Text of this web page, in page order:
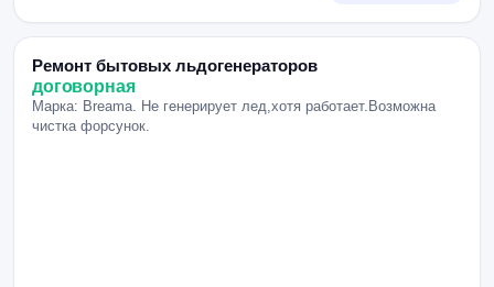
Ремонт бытовых льдогенераторов
договорная
Марка: Breama. Не генерирует лед,хотя работает.Возможна
чистка форсунок.